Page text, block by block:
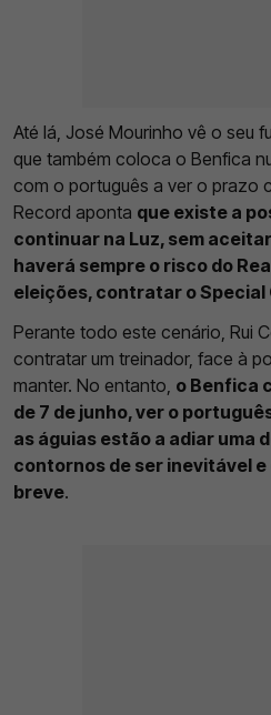
Até lá, José Mourinho vê o seu
que também coloca o Benfica
com o português a ver o prazo
Record aponta que existe a
continuar na Luz, sem
haverá sempre o risco do
eleições, contratar o Special
Perante todo este cenário, Rui
contratar um treinador, face à
manter. No entanto, o Benfica
de 7 de junho, ver o
as águias estão a adiar uma
contornos de ser inevitável
breve.